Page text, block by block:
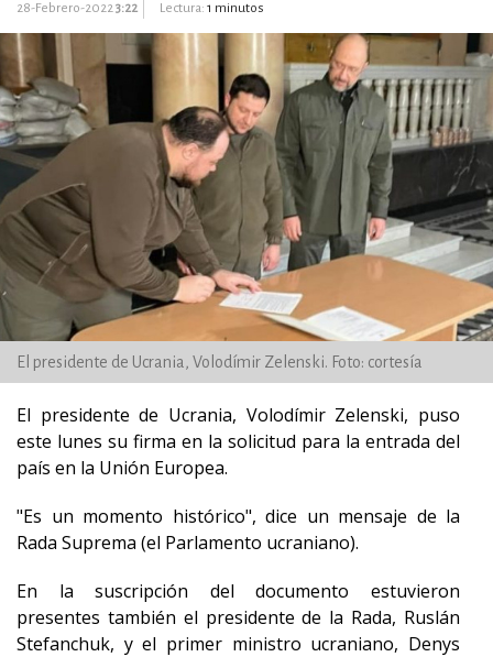
28-Febrero-20223:22 Lectura: 1 minutos
El presidente de Ucrania, Volodímir Zelenski. Foto: cortesía
El presidente de Ucrania, Volodímir Zelenski, puso
este lunes su firma en la solicitud para la entrada del
país en la Unión Europea.
"Es un momento histórico", dice un mensaje de la
Rada Suprema (el Parlamento ucraniano).
En la suscripción del documento estuvieron
presentes también el presidente de la Rada, Ruslán
Stefanchuk, y el primer ministro ucraniano, Denys